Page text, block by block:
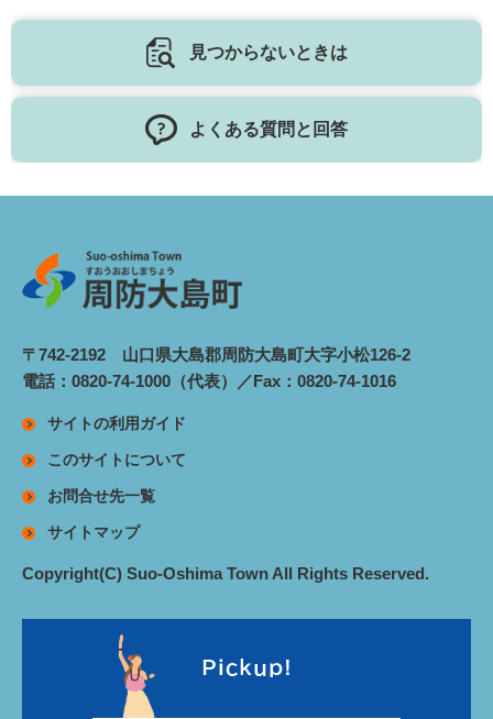
見つからないときは
よくある質問と回答
〒742-2192 山口県大島郡周防大島町大字小松126-2
電話：0820-74-1000（代表）／Fax：0820-74-1016
サイトの利用ガイド
このサイトについて
お問合せ先一覧
サイトマップ
Copyright(C) Suo-Oshima Town All Rights Reserved.